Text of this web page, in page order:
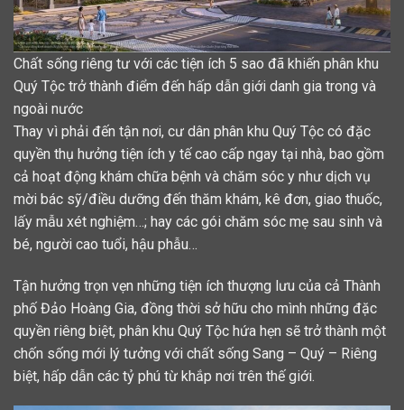
Chất sống riêng tư với các tiện ích 5 sao đã khiến phân khu
Quý Tộc trở thành điểm đến hấp dẫn giới danh gia trong và
ngoài nước
Thay vì phải đến tận nơi, cư dân phân khu Quý Tộc có đặc
quyền thụ hưởng tiện ích y tế cao cấp ngay tại nhà, bao gồm
cả hoạt động khám chữa bệnh và chăm sóc y như dịch vụ
mời bác sỹ/điều dưỡng đến thăm khám, kê đơn, giao thuốc,
lấy mẫu xét nghiệm…; hay các gói chăm sóc mẹ sau sinh và
bé, người cao tuổi, hậu phẫu…
Tận hưởng trọn vẹn những tiện ích thượng lưu của cả Thành
phố Đảo Hoàng Gia, đồng thời sở hữu cho mình những đặc
quyền riêng biệt, phân khu Quý Tộc hứa hẹn sẽ trở thành một
chốn sống mới lý tưởng với chất sống Sang – Quý – Riêng
biệt, hấp dẫn các tỷ phú từ khắp nơi trên thế giới.